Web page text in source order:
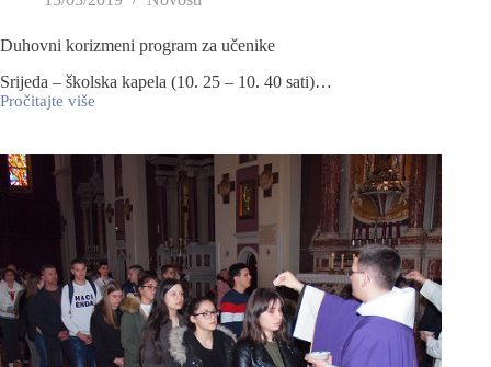
Duhovni korizmeni program za učenike
Srijeda – školska kapela (10. 25 – 10. 40 sati)…
Pročitajte više